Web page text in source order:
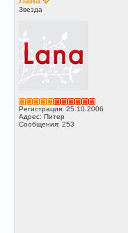
Звезда
Регистрация: 25.10.2006
Адрес: Питер
Сообщения: 253